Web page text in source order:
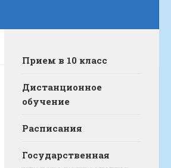
Прием в 10 класс
Дистанционное
обучение
Расписания
Государственная